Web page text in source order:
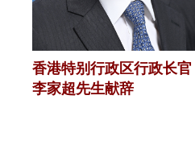
香港特别行政区行政长官
李家超先生献辞